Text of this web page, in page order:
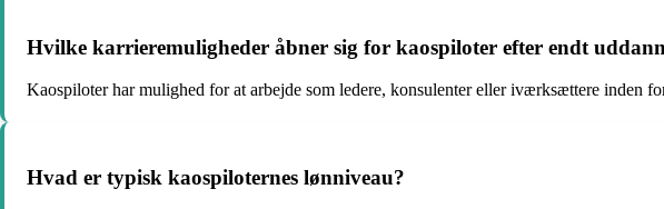
Hvilke karrieremuligheder åbner sig for kaospiloter efter endt
Kaospiloter har mulighed for at arbejde som ledere, konsulenter eller iværksættere inden
Hvad er typisk kaospiloternes lønniveau?